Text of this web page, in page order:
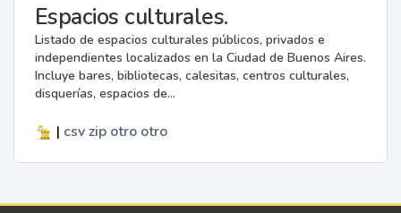
Espacios culturales.
Listado de espacios culturales públicos, privados e
independientes localizados en la Ciudad de Buenos Aires.
Incluye bares, bibliotecas, calesitas, centros culturales,
disquerías, espacios de...
| csv zip otro otro